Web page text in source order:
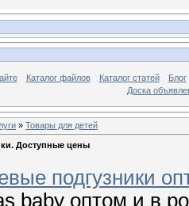
Каталог файлов Каталог статей
Блог
Доска
» Товары для детей
Доступные цены
подгузники
baby оптом и в